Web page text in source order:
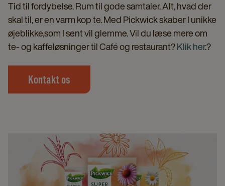
Tid til fordybelse. Rum til gode samtaler. Alt, hvad der
skal til, er en varm kop te. Med Pickwick skaber I unikke
øjeblikke,som I sent vil glemme. Vil du læse mere om
te- og kaffeløsninger til Café og restaurant?Klik her.?
Kontakt os